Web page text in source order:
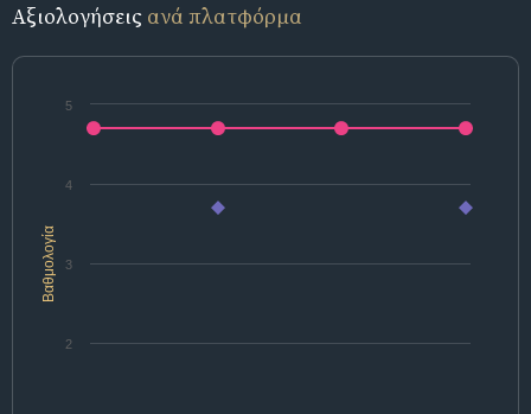
Αξιολογήσεις ανά πλατφόρμα
Βαθμολογία
2
3
4
5